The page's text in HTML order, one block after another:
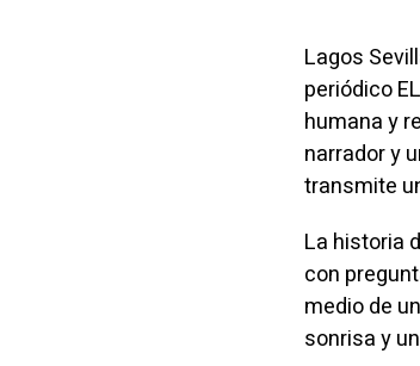
Lagos
periódico
humana y
narrador y
transmite
La historia
con
medio de
sonrisa y